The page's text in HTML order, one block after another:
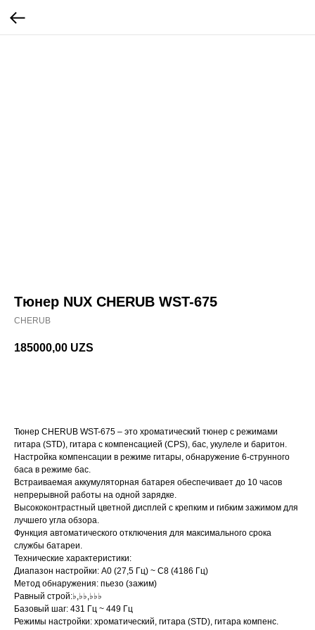
Тюнер NUX CHERUB WST-675
CHERUB
185000,00 UZS
Тюнер CHERUB WST-675 – это хроматический тюнер с режимами
гитара (STD), гитара с компенсацией (CPS), бас, укулеле и баритон.
Настройка компенсации в режиме гитары, обнаружение 6-струнного
баса в режиме бас.
Встраиваемая аккумуляторная батарея обеспечивает до 10 часов
непрерывной работы на одной зарядке.
Высококонтрастный цветной дисплей с крепким и гибким зажимом для
лучшего угла обзора.
Функция автоматического отключения для максимального срока
службы батареи.
Технические характеристики:
Диапазон настройки: A0 (27,5 Гц) ~ C8 (4186 Гц)
Метод обнаружения: пьезо (зажим)
Равный строй:♭,♭♭,♭♭♭
Базовый шаг: 431 Гц ~ 449 Гц
Режимы настройки: хроматический, гитара (STD), гитара компенс.